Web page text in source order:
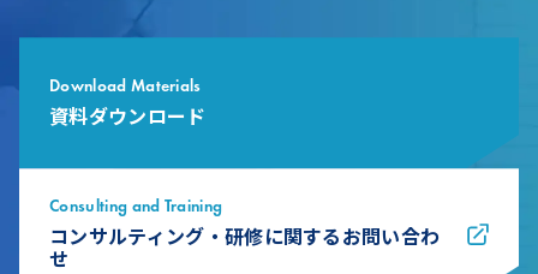
Download Materials
資料ダウンロード
Consulting and Training
コンサルティング・研修に関するお問い合わ
せ